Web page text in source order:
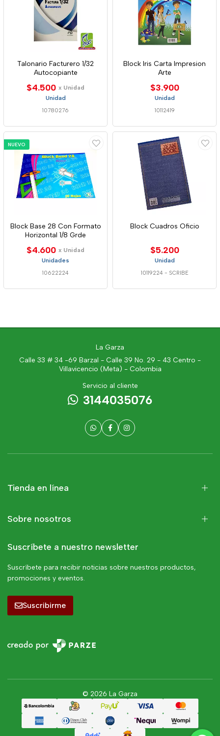
Talonario Facturero 1/32
Autocopiante
$4.500 x Unidad
Unidad
10780276
Block Iris Carta Impresion
Arte
$3.900
Unidad
10112419
NUEVO
Block Base 28 Con Formato
Horizontal 1/8 Grde
$4.600 x Unidad
Unidades
10622224
Block Cuadros Oficio
$5.200
Unidad
10119224 - SCRIBE
La Garza
Calle 33 # 34 -69 Barzal - Calle 39 No. 29 - 43 Centro -
Villavicencio (Meta) - Colombia
Servicio al cliente
3144035076
Tienda en línea
Sobre nosotros
Suscríbete a nuestro newsletter
Suscríbete para recibir noticias sobre nuestros productos,
promociones y eventos.
Suscribirme
© 2026 La Garza